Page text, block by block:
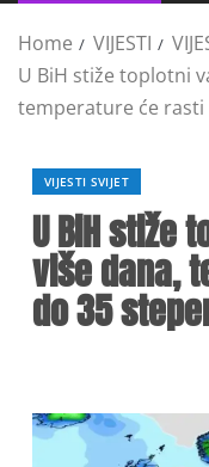
Home VIJESTI
U BiH stiže toplotni
temperature će rasti
VIJESTI SVIJET
U BiH stiže
više dana,
do 35